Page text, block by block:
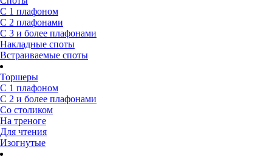
С 1 плафоном
С 2 плафонами
С 3 и более плафонами
Накладные споты
Встраиваемые споты
Торшеры
С 1 плафоном
С 2 и более плафонами
Со столиком
На треноге
Для чтения
Изогнутые